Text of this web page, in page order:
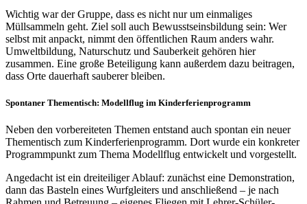
Wichtig war der Gruppe, dass es nicht nur um einmaliges
Müllsammeln geht. Ziel soll auch Bewusstseinsbildung sein: Wer
selbst mit anpackt, nimmt den öffentlichen Raum anders wahr.
Umweltbildung, Naturschutz und Sauberkeit gehören hier
zusammen. Eine große Beteiligung kann außerdem dazu beitragen,
dass Orte dauerhaft sauberer bleiben.
Spontaner Thementisch: Modellflug im Kinderferienprogramm
Neben den vorbereiteten Themen entstand auch spontan ein neuer
Thementisch zum Kinderferienprogramm. Dort wurde ein konkreter
Programmpunkt zum Thema Modellflug entwickelt und vorgestellt.
Angedacht ist ein dreiteiliger Ablauf: zunächst eine Demonstration,
dann das Basteln eines Wurfgleiters und anschließend – je nach